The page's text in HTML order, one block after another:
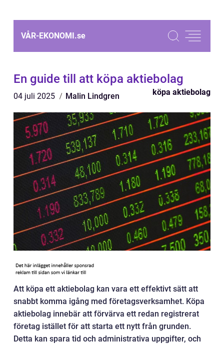
VÅR-EKONOMI.se
En guide till att köpa aktiebolag
04 juli 2025 Malin Lindgren köpa aktiebolag
Att köpa ett aktiebolag kan vara ett effektivt sätt att
snabbt komma igång med företagsverksamhet. Köpa
aktiebolag innebär att förvärva ett redan registrerat
företag istället för att starta ett nytt från grunden.
Detta kan spara tid och administrativa uppgifter, och